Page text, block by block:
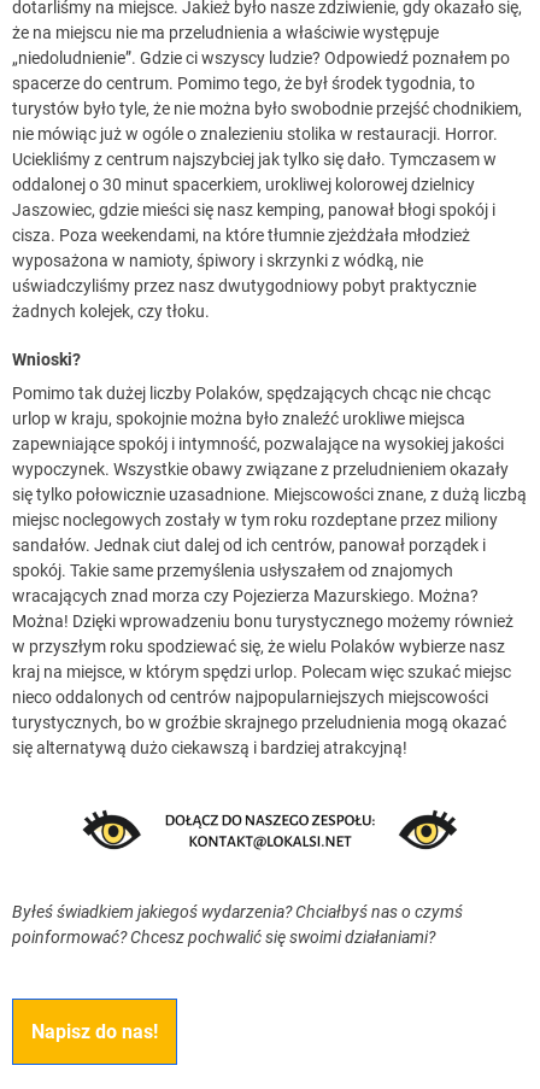
dotarliśmy na miejsce. Jakież było nasze zdziwienie, gdy okazało się,
że na miejscu nie ma przeludnienia a właściwie występuje
„niedoludnienie”. Gdzie ci wszyscy ludzie? Odpowiedź poznałem po
spacerze do centrum. Pomimo tego, że był środek tygodnia, to
turystów było tyle, że nie można było swobodnie przejść chodnikiem,
nie mówiąc już w ogóle o znalezieniu stolika w restauracji. Horror.
Uciekliśmy z centrum najszybciej jak tylko się dało. Tymczasem w
oddalonej o 30 minut spacerkiem, urokliwej kolorowej dzielnicy
Jaszowiec, gdzie mieści się nasz kemping, panował błogi spokój i
cisza. Poza weekendami, na które tłumnie zjeżdżała młodzież
wyposażona w namioty, śpiwory i skrzynki z wódką, nie
uświadczyliśmy przez nasz dwutygodniowy pobyt praktycznie
żadnych kolejek, czy tłoku.
Wnioski?
Pomimo tak dużej liczby Polaków, spędzających chcąc nie chcąc
urlop w kraju, spokojnie można było znaleźć urokliwe miejsca
zapewniające spokój i intymność, pozwalające na wysokiej jakości
wypoczynek. Wszystkie obawy związane z przeludnieniem okazały
się tylko połowicznie uzasadnione. Miejscowości znane, z dużą liczbą
miejsc noclegowych zostały w tym roku rozdeptane przez miliony
sandałów. Jednak ciut dalej od ich centrów, panował porządek i
spokój. Takie same przemyślenia usłyszałem od znajomych
wracających znad morza czy Pojezierza Mazurskiego. Można?
Można! Dzięki wprowadzeniu bonu turystycznego możemy również
w przyszłym roku spodziewać się, że wielu Polaków wybierze nasz
kraj na miejsce, w którym spędzi urlop. Polecam więc szukać miejsc
nieco oddalonych od centrów najpopularniejszych miejscowości
turystycznych, bo w groźbie skrajnego przeludnienia mogą okazać
się alternatywą dużo ciekawszą i bardziej atrakcyjną!
Byłeś świadkiem jakiegoś wydarzenia? Chciałbyś nas o czymś
poinformować? Chcesz pochwalić się swoimi działaniami?
Napisz do nas!